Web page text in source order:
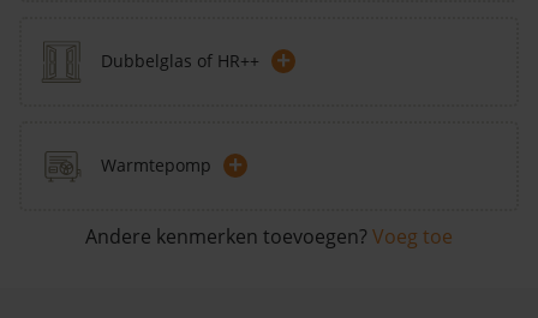
Dubbelglas of HR++ +
Warmtepomp +
Andere kenmerken toevoegen? Voeg toe